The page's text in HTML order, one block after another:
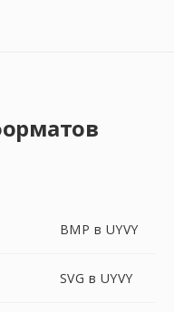
BMP в UYVY
SVG в UYVY